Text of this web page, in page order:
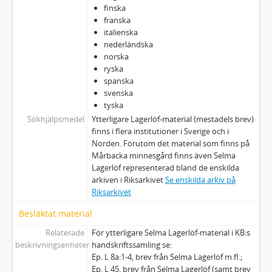
39 - MANUSKRIPT: [Ett barndomsminne om Bjørnstjerne Bjørnson]
40 - MANUSKRIPT: Blåkullaresan (kasserat)
42 - MANUSKRIPT: [Karl Otto Bonnier 70 år]
41 - MANUSKRIPT: Blåkullaresan (slutet)
43 - MANUSKRIPT: Till en jubilar. [Karl Otto Bonnier 70 år 20/6 1926]
44 - MANUSKRIPT: Georg Brandes. (På Georg Brandes dödsdag…)
45 - MANUSKRIPT: Brev [från en guldgrävare – Joe Salter]
46 - MANUSKRIPT: Bruksbokhållarens berättelse
47 - MANUSKRIPT: Pauline Brunius
48 - MANUSKRIPT: Brunnen
49 - MANUSKRIPT: Bröd och skådespel. Skiss
50 - MANUSKRIPT: [Inledningsbrev till Ida Bäckman, Röpecka, Gud och Lennart]
51 - MANUSKRIPT: Carlberg, Frigga: När begreppen klarna
53 - MANUSKRIPT: Crusellska fonden/ Historia från stiftelsen
53a - MANUSKRIPT: Crusellska fonden
54 - MANUSKRIPT: Curriculum vitae
55 - MANUSKRIPT: Dagboksanteckningar och liknande
finska
franska
italienska
nederländska
norska
ryska
spanska
svenska
tyska
Sökhjälpsmedel
Ytterligare Lagerlöf-material (mestadels brev)
finns i flera institutioner i Sverige och i
Norden. Förutom det material som finns på
Mårbacka minnesgård finns även Selma
Lagerlöf representerad bland de enskilda
arkiven i RiksarkivetSe enskilda arkiv på
Riksarkivet
Besläktat material
Relaterade
beskrivningsenheter
För ytterligare Selma Lagerlöf-material i KB:s
handskriftssamling se:
Ep. L 8a:1-4, brev från Selma Lagerlöf m.fl.;
Ep. L 45, brev från Selma Lagerlöf (samt brev